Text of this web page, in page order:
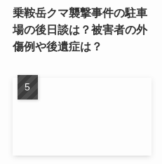
乗鞍岳クマ襲撃事件の駐車
場の後日談は？被害者の外
傷例や後遺症は？